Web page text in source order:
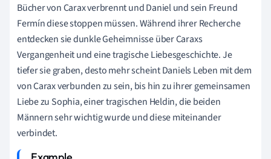
Bücher von Carax verbrennt und Daniel und sein Freund
Fermín diese stoppen müssen. Während ihrer Recherche
entdecken sie dunkle Geheimnisse über Caraxs
Vergangenheit und eine tragische Liebesgeschichte. Je
tiefer sie graben, desto mehr scheint Daniels Leben mit dem
von Carax verbunden zu sein, bis hin zu ihrer gemeinsamen
Liebe zu Sophia, einer tragischen Heldin, die beiden
Männern sehr wichtig wurde und diese miteinander
verbindet.